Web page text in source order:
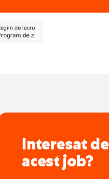
de lucru
de zi
Interesat de
acest job?